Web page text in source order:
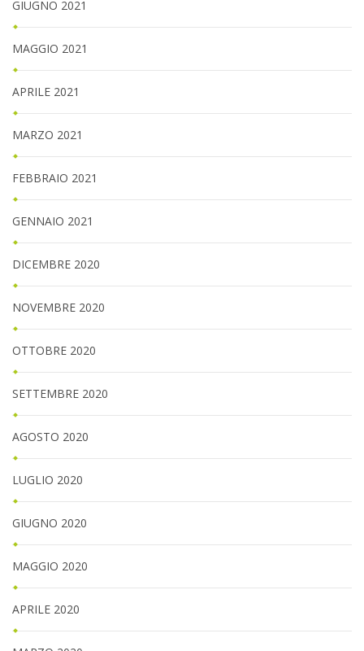
GIUGNO 2021
MAGGIO 2021
APRILE 2021
MARZO 2021
FEBBRAIO 2021
GENNAIO 2021
DICEMBRE 2020
NOVEMBRE 2020
OTTOBRE 2020
SETTEMBRE 2020
AGOSTO 2020
LUGLIO 2020
GIUGNO 2020
MAGGIO 2020
APRILE 2020